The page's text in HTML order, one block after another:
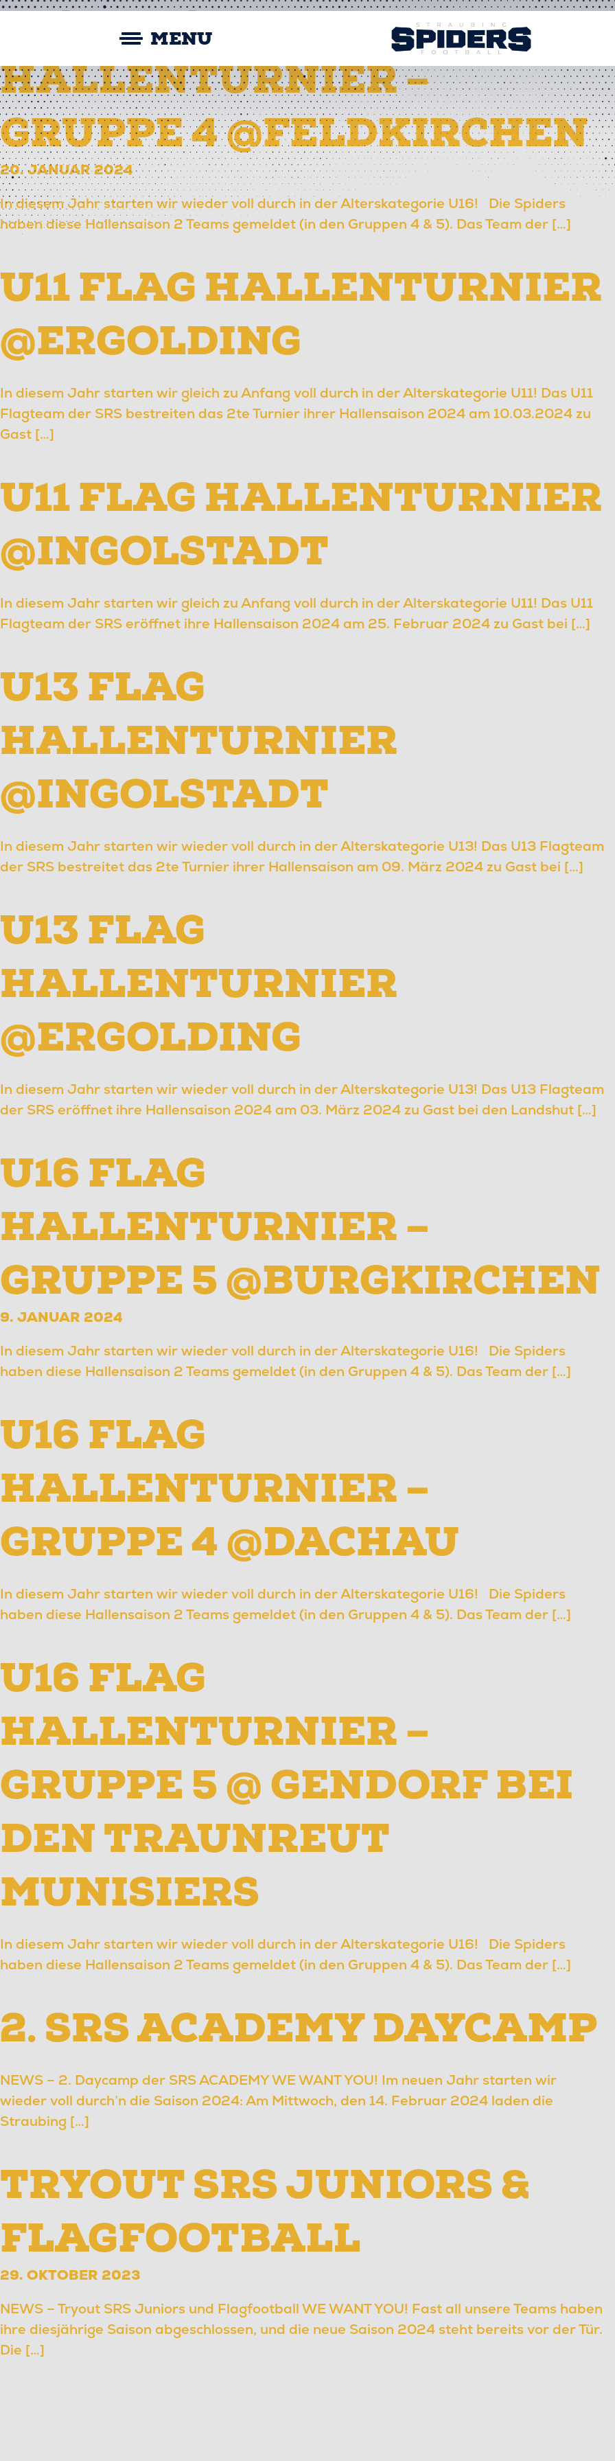
Skip
MENU
Straubing Spiders
U16 FLAG
HALLENTURNIER –
GRUPPE 4 @FELDKIRCHEN
20. JANUAR 2024
In diesem Jahr starten wir wieder voll durch in der Alterskategorie U16! Die Spiders
haben diese Hallensaison 2 Teams gemeldet (in den Gruppen 4 & 5). Das Team der […]
U11 FLAG HALLENTURNIER
@ERGOLDING
In diesem Jahr starten wir gleich zu Anfang voll durch in der Alterskategorie U11! Das U11
Flagteam der SRS bestreiten das 2te Turnier ihrer Hallensaison 2024 am 10.03.2024 zu
Gast […]
U11 FLAG HALLENTURNIER
@INGOLSTADT
In diesem Jahr starten wir gleich zu Anfang voll durch in der Alterskategorie U11! Das U11
Flagteam der SRS eröffnet ihre Hallensaison 2024 am 25. Februar 2024 zu Gast bei […]
U13 FLAG
HALLENTURNIER
@INGOLSTADT
In diesem Jahr starten wir wieder voll durch in der Alterskategorie U13! Das U13 Flagteam
der SRS bestreitet das 2te Turnier ihrer Hallensaison am 09. März 2024 zu Gast bei […]
U13 FLAG
HALLENTURNIER
@ERGOLDING
In diesem Jahr starten wir wieder voll durch in der Alterskategorie U13! Das U13 Flagteam
der SRS eröffnet ihre Hallensaison 2024 am 03. März 2024 zu Gast bei den Landshut […]
U16 FLAG
HALLENTURNIER –
GRUPPE 5 @BURGKIRCHEN
9. JANUAR 2024
In diesem Jahr starten wir wieder voll durch in der Alterskategorie U16! Die Spiders
haben diese Hallensaison 2 Teams gemeldet (in den Gruppen 4 & 5). Das Team der […]
U16 FLAG
HALLENTURNIER –
GRUPPE 4 @DACHAU
In diesem Jahr starten wir wieder voll durch in der Alterskategorie U16! Die Spiders
haben diese Hallensaison 2 Teams gemeldet (in den Gruppen 4 & 5). Das Team der […]
U16 FLAG
HALLENTURNIER –
GRUPPE 5 @ GENDORF BEI
DEN TRAUNREUT
MUNISIERS
In diesem Jahr starten wir wieder voll durch in der Alterskategorie U16! Die Spiders
haben diese Hallensaison 2 Teams gemeldet (in den Gruppen 4 & 5). Das Team der […]
2. SRS ACADEMY DAYCAMP
NEWS – 2. Daycamp der SRS ACADEMY WE WANT YOU! Im neuen Jahr starten wir
wieder voll durch’n die Saison 2024: Am Mittwoch, den 14. Februar 2024 laden die
Straubing […]
TRYOUT SRS JUNIORS &
FLAGFOOTBALL
29. OKTOBER 2023
NEWS – Tryout SRS Juniors und Flagfootball WE WANT YOU! Fast all unsere Teams haben
ihre diesjährige Saison abgeschlossen, und die neue Saison 2024 steht bereits vor der Tür.
Die […]